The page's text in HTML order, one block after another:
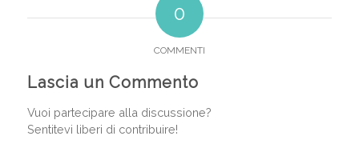
0
COMMENTI
Lascia un Commento
Vuoi partecipare alla discussione?
Sentitevi liberi di contribuire!